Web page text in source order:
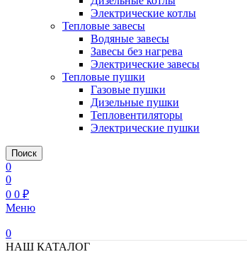
Электрические котлы
Тепловые завесы
Водяные завесы
Завесы без нагрева
Электрические завесы
Тепловые пушки
Газовые пушки
Дизельные пушки
Тепловентиляторы
Электрические пушки
Поиск
0
0
0 0 ₽
Меню
0
НАШ КАТАЛОГ